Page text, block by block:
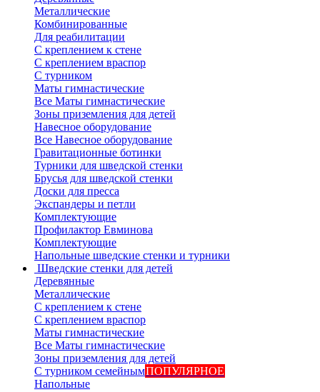
Металлические
Комбинированные
Для реабилитации
С креплением к стене
С креплением враспор
С турником
Маты гимнастические
Все Маты гимнастические
Зоны приземления для детей
Навесное оборудование
Все Навесное оборудование
Гравитационные ботинки
Турники для шведской стенки
Брусья для шведской стенки
Доски для пресса
Экспандеры и петли
Комплектующие
Профилактор Евминова
Комплектующие
Напольные шведские стенки и турники
Шведские стенки для детей
Деревянные
Металлические
С креплением к стене
С креплением враспор
Маты гимнастические
Все Маты гимнастические
Зоны приземления для детей
С турником семейнымПОПУЛЯРНОЕ
Напольные